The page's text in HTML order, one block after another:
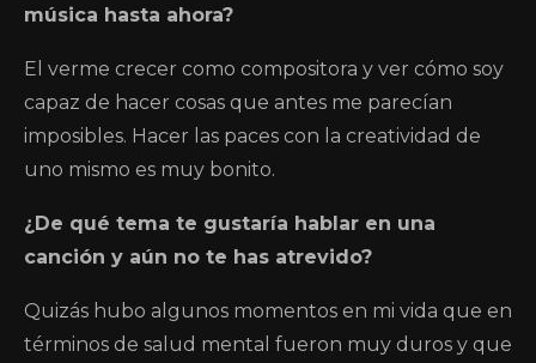
música hasta ahora?
El verme crecer como compositora y ver cómo soy
capaz de hacer cosas que antes me parecían
imposibles. Hacer las paces con la creatividad de
uno mismo es muy bonito.
¿De qué tema te gustaría hablar en una
canción y aún no te has atrevido?
Quizás hubo algunos momentos en mi vida que en
términos de salud mental fueron muy duros y que